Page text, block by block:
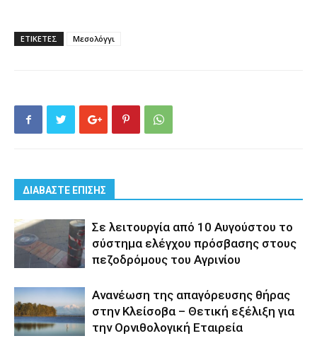
ΕΤΙΚΕΤΕΣ Μεσολόγγι
ΔΙΑΒΑΣΤΕ ΕΠΙΣΗΣ
Σε λειτουργία από 10 Αυγούστου το
σύστημα ελέγχου πρόσβασης στους
πεζοδρόμους του Αγρινίου
Aνανέωση της απαγόρευσης θήρας
στην Κλείσοβα – Θετική εξέλιξη για
την Ορνιθολογική Εταιρεία